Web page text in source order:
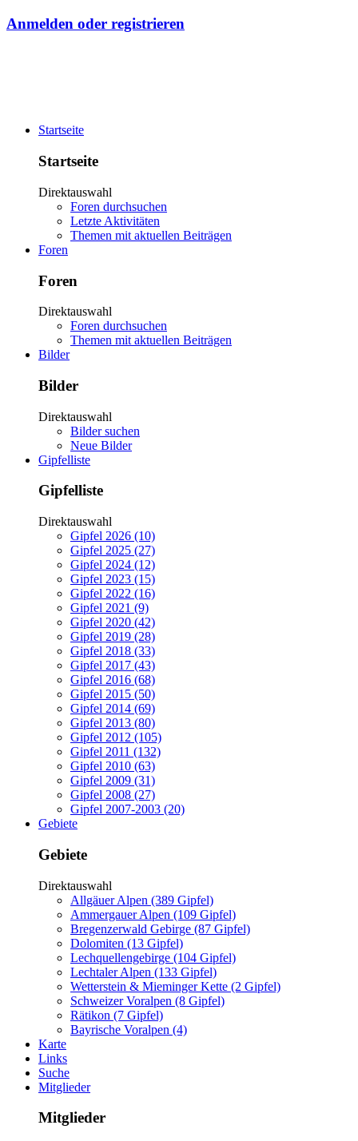
Anmelden oder registrieren
Startseite
Startseite
Direktauswahl
Foren durchsuchen
Letzte Aktivitäten
Themen mit aktuellen Beiträgen
Foren
Foren
Direktauswahl
Foren durchsuchen
Themen mit aktuellen Beiträgen
Bilder
Bilder
Direktauswahl
Bilder suchen
Neue Bilder
Gipfelliste
Gipfelliste
Direktauswahl
Gipfel 2026 (10)
Gipfel 2025 (27)
Gipfel 2024 (12)
Gipfel 2023 (15)
Gipfel 2022 (16)
Gipfel 2021 (9)
Gipfel 2020 (42)
Gipfel 2019 (28)
Gipfel 2018 (33)
Gipfel 2017 (43)
Gipfel 2016 (68)
Gipfel 2015 (50)
Gipfel 2014 (69)
Gipfel 2013 (80)
Gipfel 2012 (105)
Gipfel 2011 (132)
Gipfel 2010 (63)
Gipfel 2009 (31)
Gipfel 2008 (27)
Gipfel 2007-2003 (20)
Gebiete
Gebiete
Direktauswahl
Allgäuer Alpen (389 Gipfel)
Ammergauer Alpen (109 Gipfel)
Bregenzerwald Gebirge (87 Gipfel)
Dolomiten (13 Gipfel)
Lechquellengebirge (104 Gipfel)
Lechtaler Alpen (133 Gipfel)
Wetterstein & Mieminger Kette (2 Gipfel)
Schweizer Voralpen (8 Gipfel)
Rätikon (7 Gipfel)
Bayrische Voralpen (4)
Karte
Links
Suche
Mitglieder
Mitglieder